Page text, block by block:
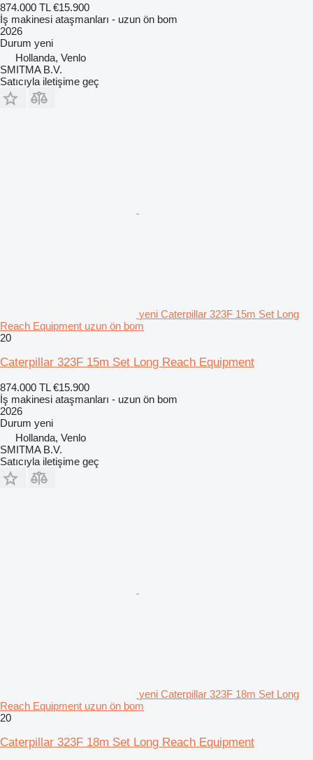
874.000 TL €15.900
İş makinesi ataşmanları - uzun ön bom
2026
Durum yeni
Hollanda, Venlo
SMITMA B.V.
Satıcıyla iletişime geç
yeni Caterpillar 323F 15m Set Long
Reach Equipment uzun ön bom
20
Caterpillar 323F 15m Set Long Reach Equipment
874.000 TL €15.900
İş makinesi ataşmanları - uzun ön bom
2026
Durum yeni
Hollanda, Venlo
SMITMA B.V.
Satıcıyla iletişime geç
yeni Caterpillar 323F 18m Set Long
Reach Equipment uzun ön bom
20
Caterpillar 323F 18m Set Long Reach Equipment